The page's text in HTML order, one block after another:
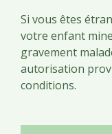
Si vous êtes
votre enfant
gravement
autorisation
conditions.